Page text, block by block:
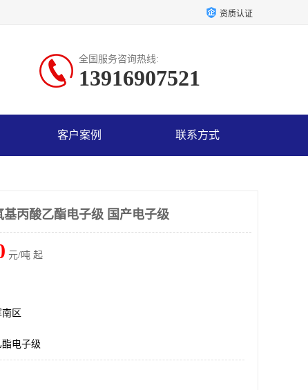
资质认证
全国服务咨询热线:
13916907521
客户案例 联系方式
丙酸乙酯电子级 国产电子级
元/吨 起
南区
电子级